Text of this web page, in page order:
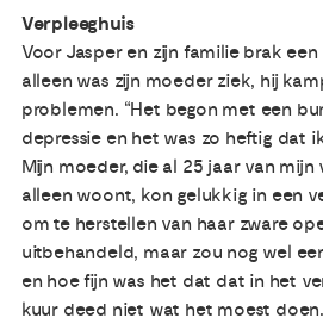
Verpleeghuis
Voor Jasper en zijn familie brak
alleen was zijn moeder ziek, hij
problemen. “Het begon met een
depressie en het was zo heftig dat
Mijn moeder, die al 25 jaar van mijn
alleen woont, kon gelukkig in een
om te herstellen van haar zware
uitbehandeld, maar zou nog wel
en hoe fijn was het dat dat in het
kuur deed niet wat het moest